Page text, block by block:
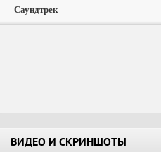
Саундтрек
ВИДЕО И СКРИНШОТЫ